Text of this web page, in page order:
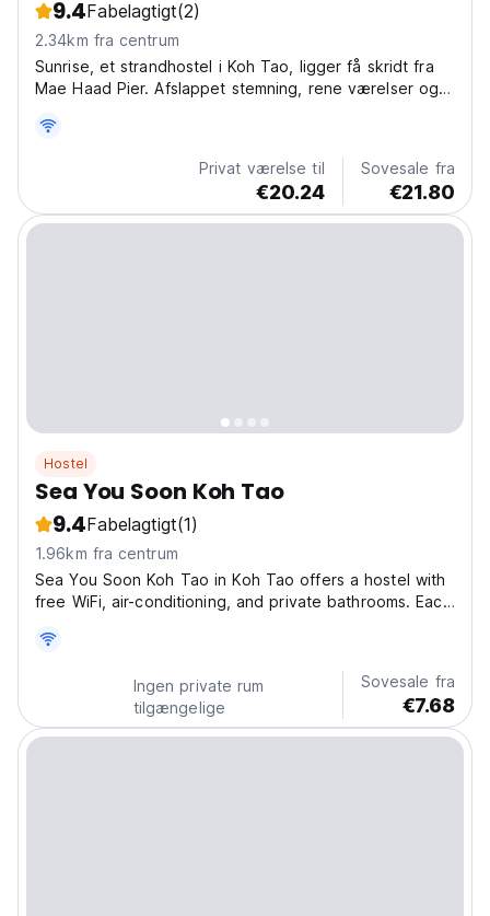
9.4Fabelagtigt(2)
2.34km fra centrum
Sunrise, et strandhostel i Koh Tao, ligger få skridt fra
Mae Haad Pier. Afslappet stemning, rene værelser og
eventyr. (Auto-translated from original language)
Privat værelse til
€20.24
Sovesale fra
€21.80
Hostel
Sea You Soon Koh Tao
9.4Fabelagtigt(1)
1.96km fra centrum
Sea You Soon Koh Tao in Koh Tao offers a hostel with
free WiFi, air-conditioning, and private bathrooms. Each
Guests can relax in the lounge or outdoor dining area.
The property features a microwave, electric...
Ingen private rum
tilgængelige
Sovesale fra
€7.68